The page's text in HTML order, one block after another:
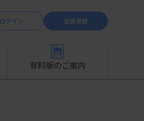
ログイン 会員登録
有料版のご案内